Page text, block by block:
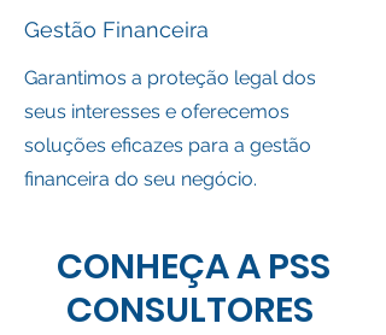
Gestão Financeira
Garantimos a proteção legal dos
seus interesses e oferecemos
soluções eficazes para a gestão
financeira do seu negócio.
CONHEÇA A PSS
CONSULTORES